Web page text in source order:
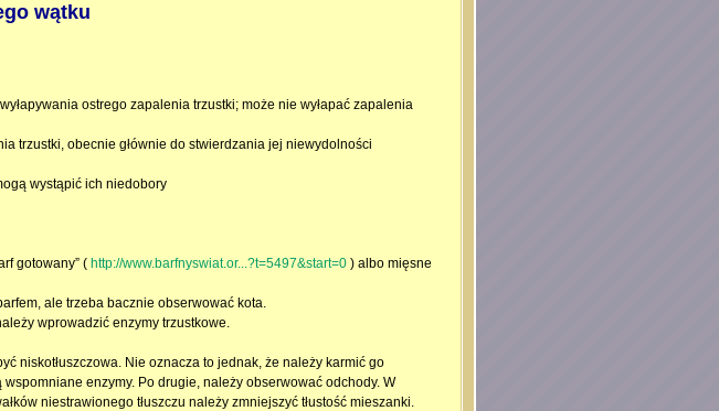
wątku
ostrego zapalenia trzustki; może nie wyłapać zapalenia
trzustki, obecnie głównie do stwierdzania jej niewydolności
wystąpić ich niedobory
gotowany” ( http://www.barfnyswiat.or...?t=5497&start=0 ) albo mięsne
ale trzeba bacznie obserwować kota.
wprowadzić enzymy trzustkowe.
niskotłuszczowa. Nie oznacza to jednak, że należy karmić go
enzymy. Po drugie, należy obserwować odchody. W
niestrawionego tłuszczu należy zmniejszyć tłustość mieszanki.